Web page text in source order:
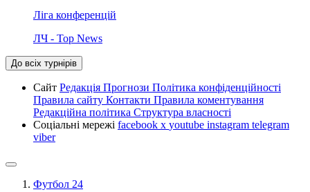
Ліга конференцій
ЛЧ - Top News
До всіх турнірів
Сайт Редакція Прогнози Політика конфіденційності
Правила сайту Контакти Правила коментування
Редакційна політика Структура власності
Соціальні мережі facebook x youtube instagram telegram
viber
Футбол 24